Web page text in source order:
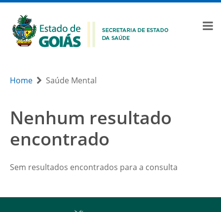
Home Saúde Mental
Nenhum resultado
encontrado
Sem resultados encontrados para a consulta